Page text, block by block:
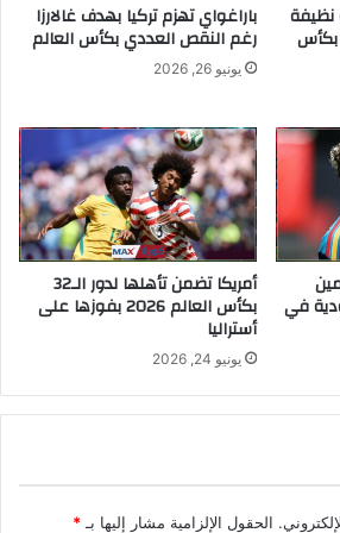
نظيفة
بكأس
باراغواي تهزم تركيا بهدف غالارزا
رغم النقص العددي بكأس العالم
يونيو 26, 2026
في
أمريكا تضمن تأهلها لدور الـ32
بكأس العالم 2026 بفوزها على
أستراليا
يونيو 24, 2026
الحقول الإلزامية مشار إليها بـ *